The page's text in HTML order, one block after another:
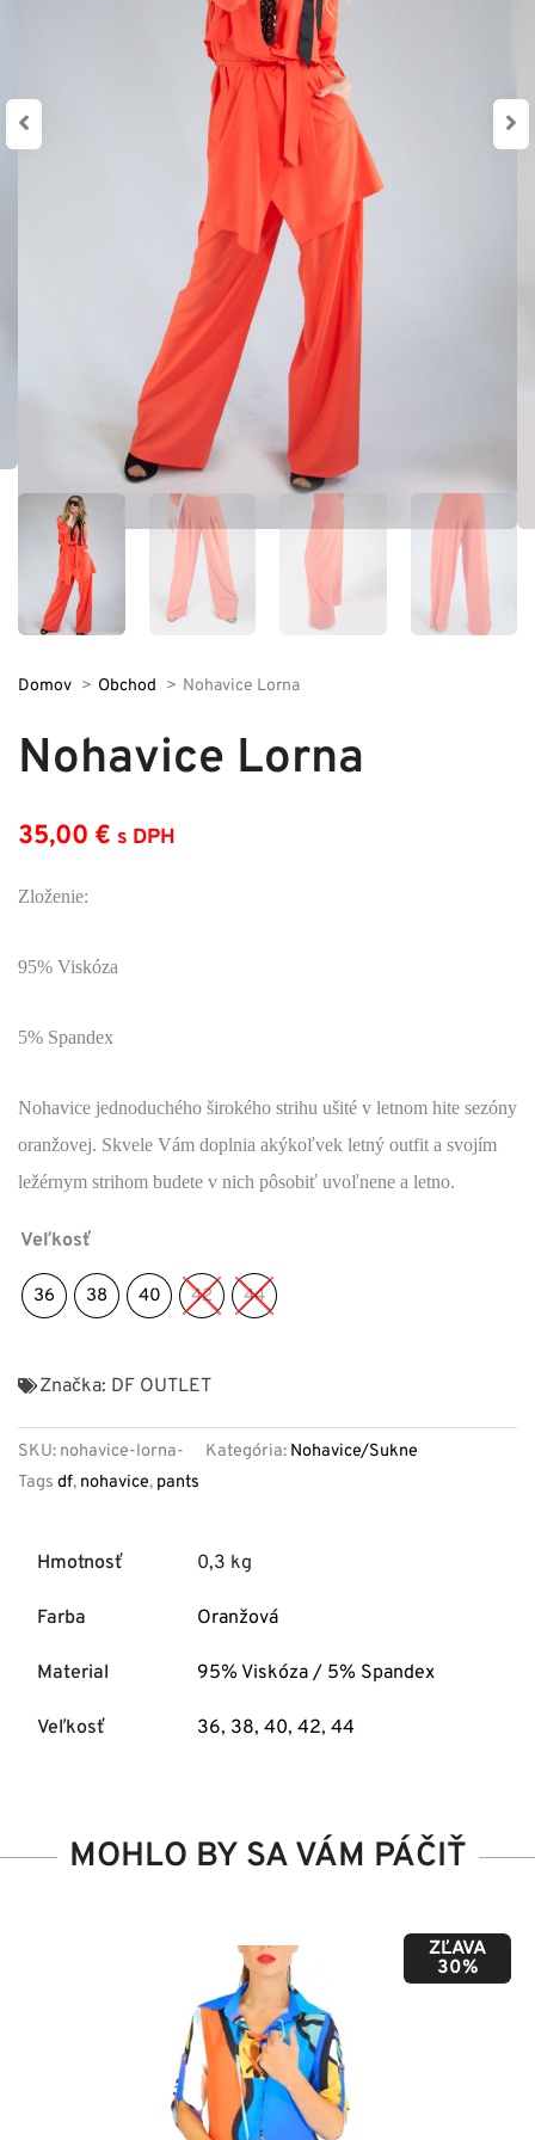
Domov Obchod Nohavice Lorna
Nohavice Lorna
35,00 € s DPH
Zloženie:
95% Viskóza
5% Spandex
Nohavice jednoduchého širokého strihu ušité v letnom hite sezóny
oranžovej. Skvele Vám doplnia akýkoľvek letný outfit a svojím
ležérnym strihom budete v nich pôsobiť uvoľnene a letno.
Veľkosť
36 38 40 42 44
Značka: DF OUTLET
SKU: nohavice-lorna- Kategória: Nohavice/Sukne
Tags df, nohavice, pants
Hmotnosť 0,3 kg
Farba Oranžová
Material 95% Viskóza / 5% Spandex
Veľkosť 36, 38, 40, 42, 44
MOHLO BY SA VÁM PÁČIŤ
ZĽAVA
50%